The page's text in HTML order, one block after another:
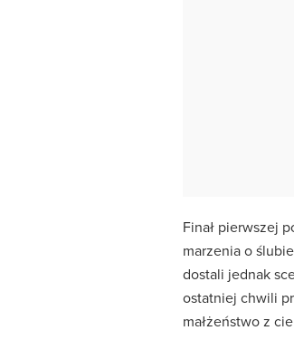
Finał pierwszej
marzenia o
dostali jednak
ostatniej chwili
małżeństwo z